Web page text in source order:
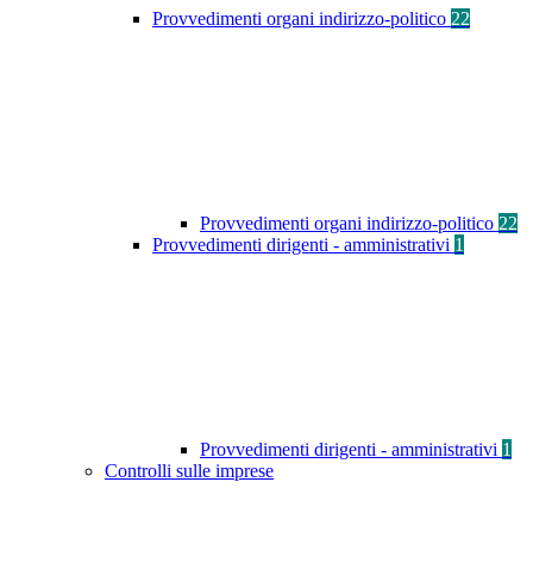
Provvedimenti organi indirizzo-politico 22
Provvedimenti organi indirizzo-politico 22
Provvedimenti dirigenti - amministrativi 1
Provvedimenti dirigenti - amministrativi 1
Controlli sulle imprese